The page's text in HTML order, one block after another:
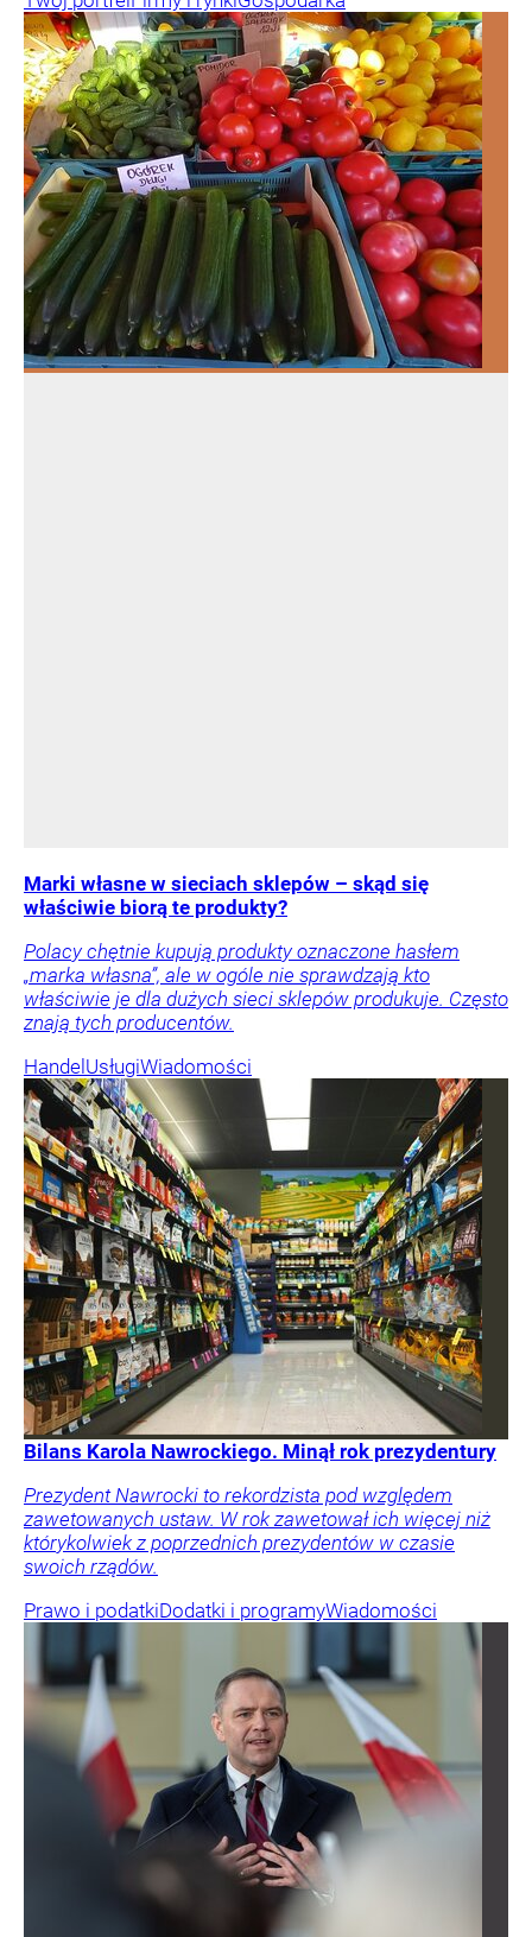
Marki własne w sieciach sklepów – skąd się
właściwie biorą te produkty?
Polacy chętnie kupują produkty oznaczone hasłem
„marka własna”, ale w ogóle nie sprawdzają kto
właściwie je dla dużych sieci sklepów produkuje. Często
znają tych producentów.
HandelUsługiWiadomości
Bilans Karola Nawrockiego. Minął rok prezydentury
Prezydent Nawrocki to rekordzista pod względem
zawetowanych ustaw. W rok zawetował ich więcej niż
którykolwiek z poprzednich prezydentów w czasie
swoich rządów.
Prawo i podatkiDodatki i programyWiadomości